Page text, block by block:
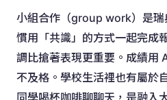
小組合作（group work）是瑞
慣用「共識」的方式一起完成
調比搶著表現更重要。成績用
不及格。學校生活裡也有屬於
同學喝杯咖啡聊聊天，是融入